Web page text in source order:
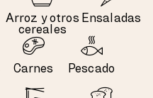
Arroz y otros
cereales
Ensaladas
Carnes Pescado